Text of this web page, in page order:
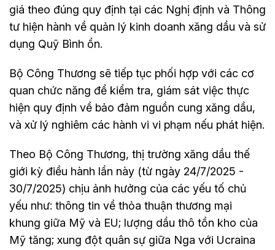
giá theo đúng quy định tại các Nghị định và Thông
tư hiện hành về quản lý kinh doanh xăng dầu và sử
dụng Quỹ Bình ổn.
Bộ Công Thương sẽ tiếp tục phối hợp với các cơ
quan chức năng để kiểm tra, giám sát việc thực
hiện quy định về bảo đảm nguồn cung xăng dầu,
và xử lý nghiêm các hành vi vi phạm nếu phát hiện.
Theo Bộ Công Thương, thị trường xăng dầu thế
giới kỳ điều hành lần này (từ ngày 24/7/2025 -
30/7/2025) chịu ảnh hưởng của các yếu tố chủ
yếu như: thông tin về thỏa thuận thương mại
khung giữa Mỹ và EU; lượng dầu thô tồn kho của
Mỹ tăng; xung đột quân sự giữa Nga với Ucraina